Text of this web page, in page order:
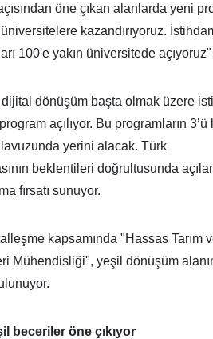
öne çıkan alanlarda yeni
kazandırıyoruz.
100'e yakın üniversitede
dönüşüm başta olmak üzere
açılıyor. Bu programların 3’ü
yerini alacak. Türk
beklentileri doğrultusunda
fırsatı sunuyor.
kapsamında "Hassas Tarım
Mühendisliği", yeşil dönüşüm
beceriler öne çıkıyor